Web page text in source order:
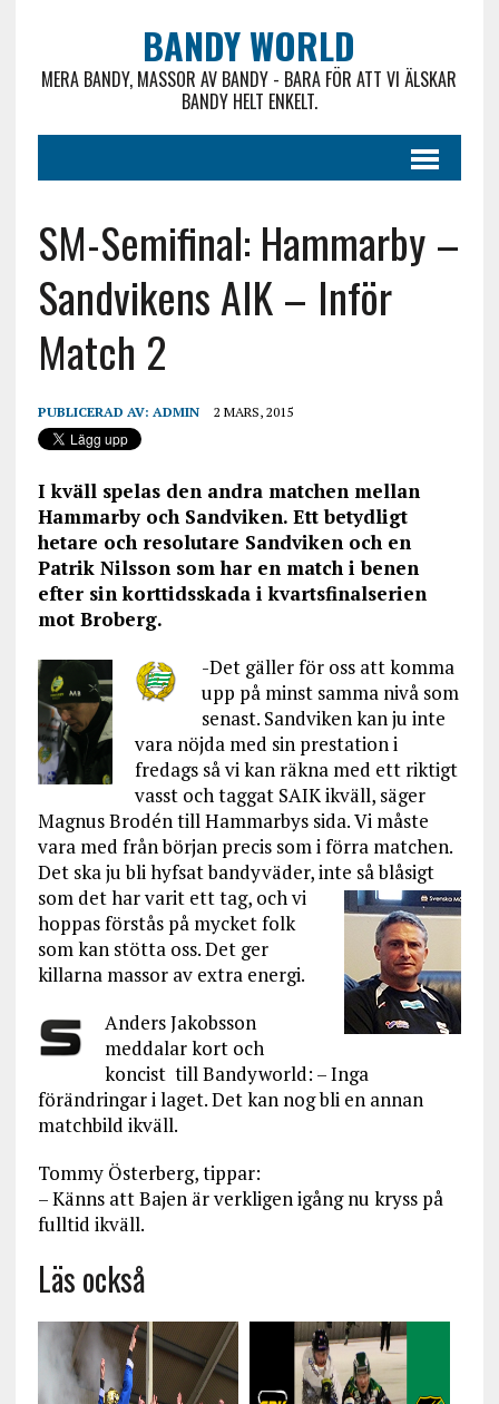
BANDY WORLD
MERA BANDY, MASSOR AV BANDY - BARA FÖR ATT VI ÄLSKAR
BANDY HELT ENKELT.
SM-Semifinal: Hammarby –
Sandvikens AIK – Inför
Match 2
PUBLICERAD AV: ADMIN 2 MARS, 2015
I kväll spelas den andra matchen mellan
Hammarby och Sandviken. Ett betydligt
hetare och resolutare Sandviken och en
Patrik Nilsson som har en match i benen
efter sin korttidsskada i kvartsfinalserien
mot Broberg.
-Det gäller för oss att komma
upp på minst samma nivå som
senast. Sandviken kan ju inte
vara nöjda med sin prestation i
fredags så vi kan räkna med ett riktigt
vasst och taggat SAIK ikväll, säger
Magnus Brodén till Hammarbys sida. Vi måste
vara med från början precis som i förra matchen.
Det ska ju bli hyfsat bandyväder, inte så blåsigt
som det harvarit ett tag, och vi
hoppas förstås på mycket folk
som kan stötta oss. Det ger
killarna massor av extra energi.
Anders Jakobsson
meddalar kort och
koncist till Bandyworld: – Inga
förändringar i laget. Det kan nog bli en annan
matchbild ikväll.
Tommy Österberg, tippar:
– Känns att Bajen är verkligen igång nu kryss på
fulltid ikväll.
Läs också